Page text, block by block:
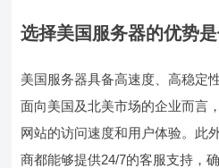
选择美国服务器的优势是
美国服务器具备高速度、高稳定
面向美国及北美市场的企业而言
网站的访问速度和用户体验。此
商都能够提供24/7的客服支持，